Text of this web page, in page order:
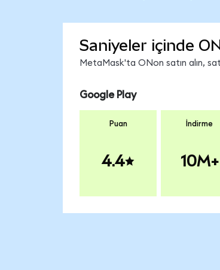
Saniyeler içinde
MetaMask'ta ONon satın alın,
Google Play
Puan
4.4
İndirme
10M+